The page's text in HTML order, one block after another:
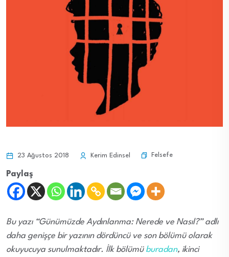
23 Ağustos 2018 Kerim Edinsel Felsefe
Paylaş
Bu yazı “Günümüzde Aydınlanma: Nerede ve Nasıl?” adlı
daha genişçe bir yazının dördüncü ve son bölümü olarak
okuyucuya sunulmaktadır. İlk bölümü buradan, ikinci